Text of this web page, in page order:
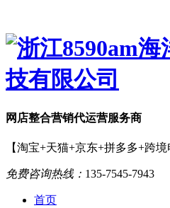
网店整合营销代运营服务商
【淘宝+天猫+京东+拼多多+跨境
免费咨询热线： 135-7545-7943
首页